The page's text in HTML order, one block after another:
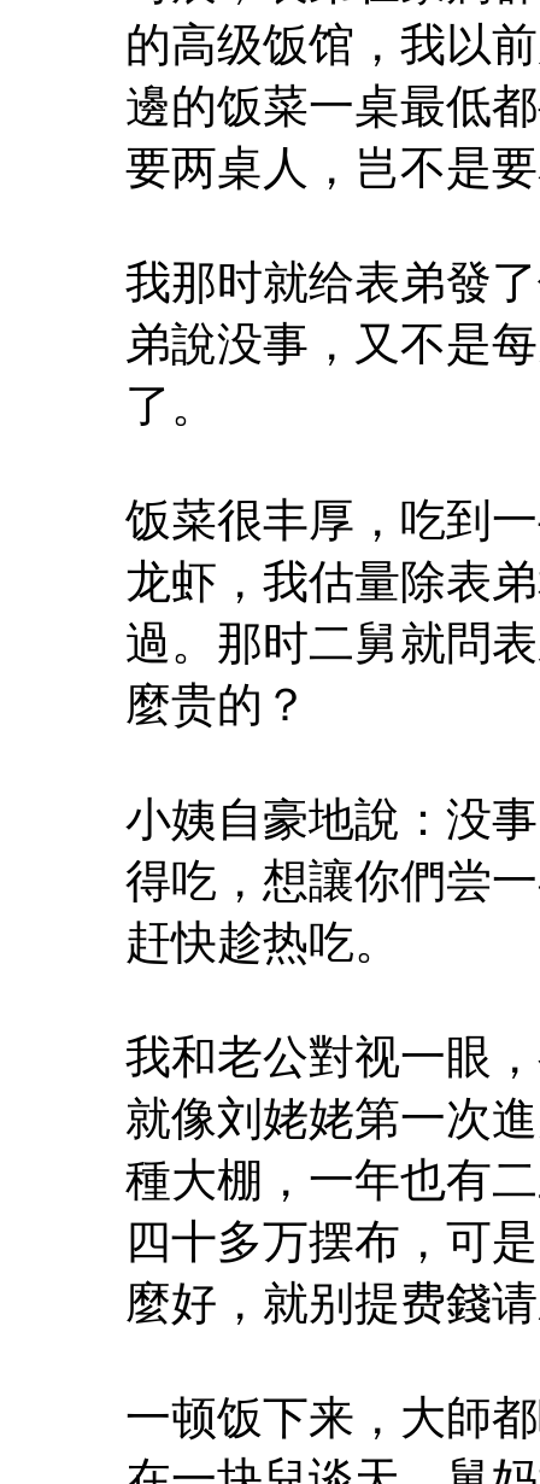
的高级饭馆，我以
邊的饭菜一桌最低
要两桌人，岂不是
我那时就给表弟發
弟說没事，又不是
了。
饭菜很丰厚，吃到
龙虾，我估量除表
過。那时二舅就問
麼贵的？
小姨自豪地說：没
得吃，想讓你們尝
赶快趁热吃。
我和老公對视一眼
就像刘姥姥第一次
種大棚，一年也有
四十多万摆布，可
麼好，就别提费錢
一顿饭下来，大師